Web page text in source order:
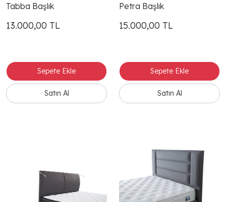
Tabba Başlık
13.000,00 TL
Petra Başlık
15.000,00 TL